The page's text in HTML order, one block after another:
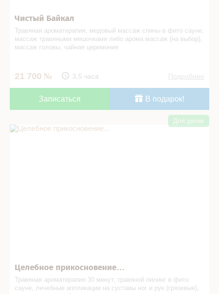
Чистый Байкал
Травяная ароматерапия, медовый массаж спины в фито сауне,
массаж травяными мешочками либо арома массаж (на выбор),
массаж головы, чайная церемония
21 700 3,5 часа Подробнее
Записаться В подарок!
Целебное прикосновение… в СПА салоне
Целебное прикосновение…
Травяная ароматерапия 30 минут, травяной пилинг в фито
сауне, лечебные аппликации на суставы ног и рук (грязевые),
Для двоих